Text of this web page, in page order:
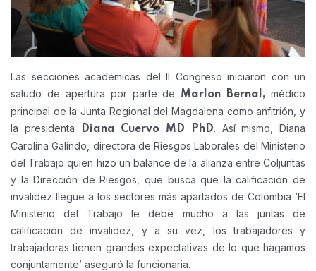
Las secciones académicas del II Congreso iniciaron con un
saludo de apertura por parte de Marlon Bernal, médico
principal de la Junta Regional del Magdalena como anfitrión, y
la presidenta
Diana Cuervo MD PhD. Así mismo, Diana
Carolina Galindo, directora de Riesgos Laborales del Ministerio
del Trabajo quien hizo un balance de la alianza entre Coljuntas
y la Dirección de Riesgos, que busca que la calificación de
invalidez llegue a los sectores más apartados de Colombia ‘El
Ministerio del Trabajo le debe mucho a las juntas de
calificación de invalidez, y a su vez, los trabajadores y
trabajadoras tienen grandes expectativas de lo que hagamos
conjuntamente’ aseguró la funcionaria.